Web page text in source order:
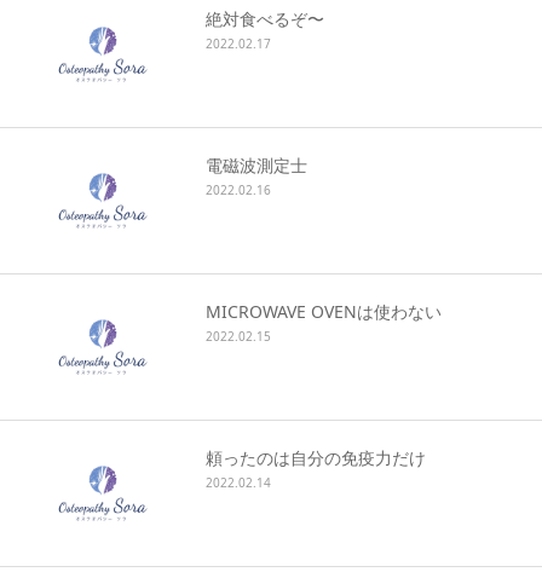
絶対食べるぞ〜
2022.02.17
電磁波測定士
2022.02.16
MICROWAVE OVENは使わない
2022.02.15
頼ったのは自分の免疫力だけ
2022.02.14